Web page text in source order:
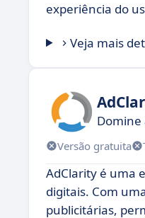
experiência do
Veja mais
Domine
Versão gratuita
AdClarity é uma
digitais. Com
publicitárias,